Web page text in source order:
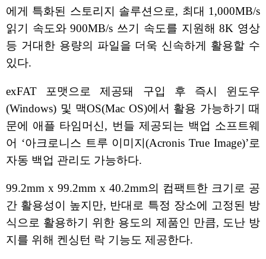
에게 특화된 스토리지 솔루션으로, 최대 1,000MB/s
읽기 속도와 900MB/s 쓰기 속도를 지원해 8K 영상
등 거대한 용량의 파일을 더욱 신속하게 활용할 수
있다.
exFAT 포맷으로 제공돼 구입 후 즉시 윈도우
(Windows) 및 맥OS(Mac OS)에서 활용 가능하기 때
문에 애플 타임머신, 번들 제공되는 백업 소프트웨
어 ‘아크로니스 트루 이미지(Acronis True Image)’로
자동 백업 관리도 가능하다.
99.2mm x 99.2mm x 40.2mm의 컴팩트한 크기로 공
간 활용성이 높지만, 반대로 특정 장소에 고정된 방
식으로 활용하기 위한 용도의 제품인 만큼, 도난 방
지를 위해 켄싱턴 락 기능도 제공한다.